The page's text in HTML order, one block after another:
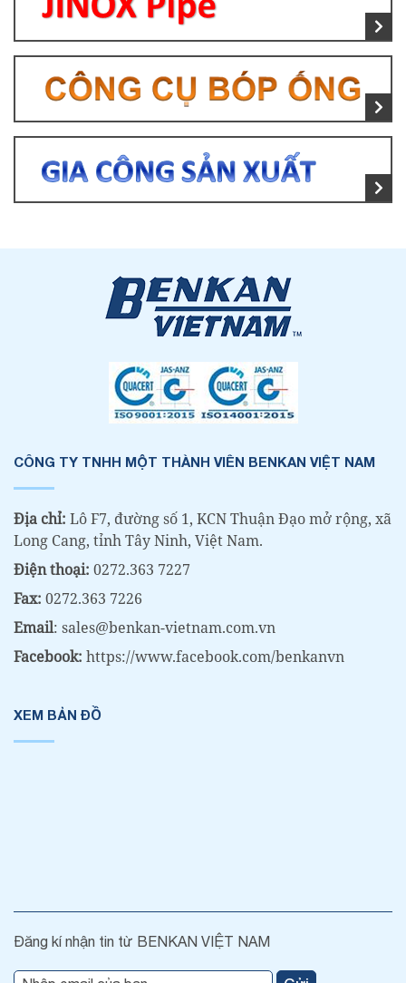
CÔNG TY TNHH MỘT THÀNH VIÊN BENKAN VIỆT NAM
Địa chỉ: Lô F7, đường số 1, KCN Thuận Đạo mở rộng, xã
Long Cang, tỉnh Tây Ninh, Việt Nam.
Điện thoại: 0272.363 7227
Fax: 0272.363 7226
Email: sales@benkan-vietnam.com.vn
Facebook: https://www.facebook.com/benkanvn
XEM BẢN ĐỒ
Đăng kí nhận tin từ BENKAN VIỆT NAM